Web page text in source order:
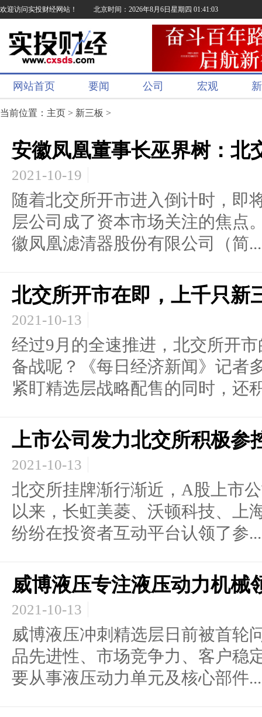
欢迎访问实投财经网站！ 北京时间：2026年8月6日星期四 01:41:04
网站首页 要闻 公司 宏观
当前位置： 主页 > 新三板 >
安徽凤凰董事长巫界树：北
2021-10-19
随着北交所开市进入倒计时，即
层公司成了资本市场关注的焦点
徽凤凰滤清器股份有限公司（简...
北交所开市在即，上千只新
2021-10-13
经过9月的全速推进，北交所开
备战呢？《每日经济新闻》记者
紧盯精选层战略配售的同时，还
上市公司发力北交所积极参
2021-10-13
北交所挂牌渐行渐近，A股上市
以来，长虹美菱、沃顿科技、上
纷纷在投资者互动平台认领了参...
威博液压专注液压动力机械
2021-10-13
威博液压冲刺精选层日前被首轮
品先进性、市场竞争力、客户稳
要从事液压动力单元及核心部件...